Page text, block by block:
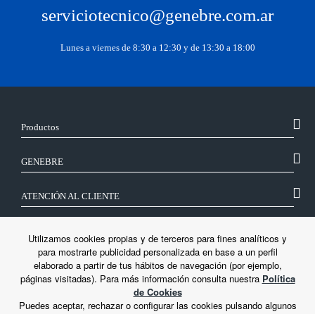
serviciotecnico@genebre.com.ar
Lunes a viernes de 8:30 a 12:30 y de 13:30 a 18:00
Productos
GENEBRE
ATENCIÓN AL CLIENTE
LEGAL
Utilizamos cookies propias y de terceros para fines analíticos y
para mostrarte publicidad personalizada en base a un perfil
elaborado a partir de tus hábitos de navegación (por ejemplo,
páginas visitadas). Para más información consulta nuestra Política
de Cookies
Puedes aceptar, rechazar o configurar las cookies pulsando algunos